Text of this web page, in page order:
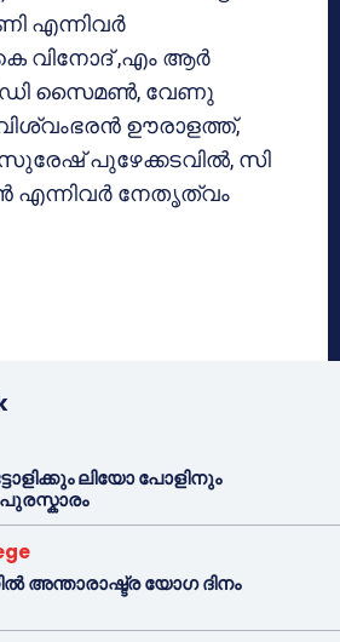
എന്നിവര്‍
വിനോദ് ,എം ആര്‍
ഡി സൈമണ്‍, വേണു
വിശ്വംഭരന്‍ ഊരാളത്ത്,
പുഴേക്കടവില്‍, സി
എന്നിവര്‍ നേതൃത്വം
ലിയോ പോളിനും
അന്താരാഷ്ട്ര യോഗ ദിനം